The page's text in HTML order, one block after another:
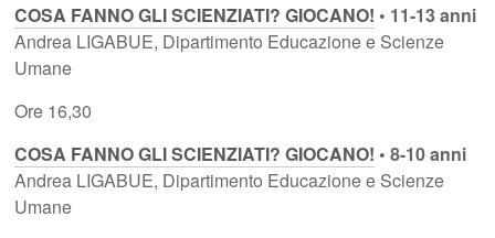
COSA FANNO GLI SCIENZIATI? GIOCANO! • 11-13 anni
Andrea LIGABUE, Dipartimento Educazione e Scienze
Umane
Ore 16,30
COSA FANNO GLI SCIENZIATI? GIOCANO! • 8-10 anni
Andrea LIGABUE, Dipartimento Educazione e Scienze
Umane